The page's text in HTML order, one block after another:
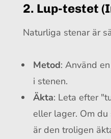
2. Lup-testet
Naturliga stenar är
Metod: Använd
i stenen.
Äkta: Leta efter
eller lager. Om
är den troligen